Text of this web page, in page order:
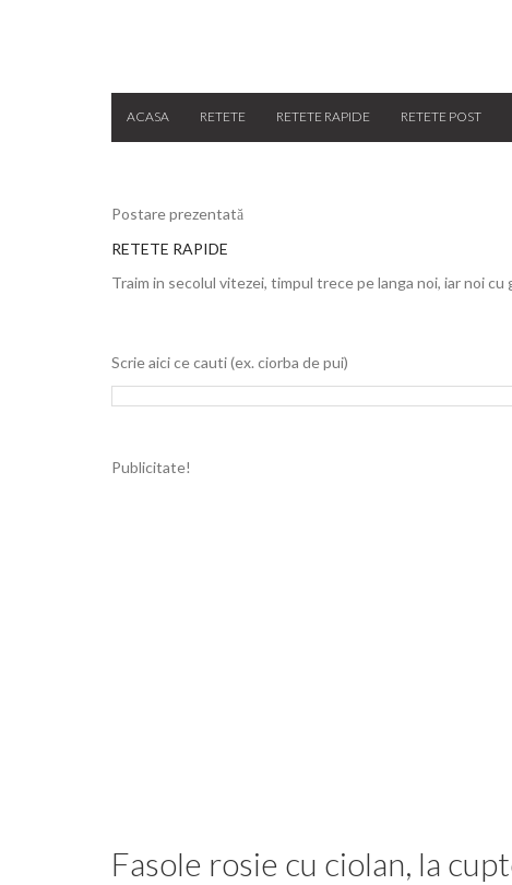
ACASA RETETE RETETE RAPIDE RETETE POST
Postare prezentată
RETETE RAPIDE
Traim in secolul vitezei, timpul trece pe langa noi, iar noi
Scrie aici ce cauti (ex. ciorba de pui)
Publicitate!
Fasole rosie cu ciolan, la